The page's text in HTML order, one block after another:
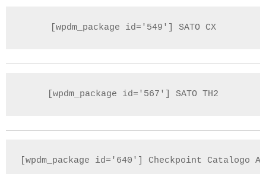
[wpdm_package id='549'] SATO CX
[wpdm_package id='567'] SATO TH2
[wpdm_package id='640'] Checkpoint Catalogo